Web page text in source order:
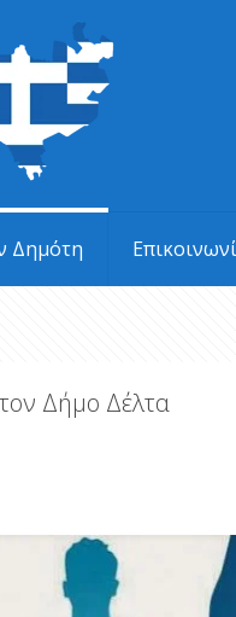
Δημότη
Δήμο Δέλτα